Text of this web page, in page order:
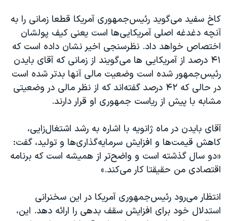
کاخ سفید می‌گوید رئیس‌جمهوری آمریکا قطعا زمانی را به
آنچه دغدغه اصلی آمریکایی‌ها است یعنی کیف پولشان
اختصاص خواهد داد. نظرسنجی اخیر نشان داده است که
۴۱ درصد از آمریکایی ها می‌گویند از زمانی که آقای بایدن
رئیس‌جمهور شده است وضعیت مالی آنها بدتر شده است
در‌ حالی که ۴۲ درصد گفته‌اند که از نظر مالی در وضعیتی
مشابه با پیش از ریاست جمهوری او قرار دارند.
آقای بایدن در ماه ژانویه با اشاره به رشد اشتغال‌زایی،
کاهش قیمت‌ها و افزایش سرمایه‌گذاری‌ها و تولید، گفت:
«دو سال گذشته است و واضح‌تر از همیشه است که برنامه
اقتصادی من حقیقتا کار می‌کند.»
انتظار می‌رود رئیس‌جمهوری آمریکا در این سخنرانی
استدلال خود برای افزایش سقف بدهی را ارائه دهد. این،